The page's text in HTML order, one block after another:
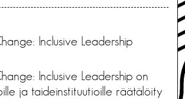
Inclusive Leadership
Inclusive Leadership on
ja taideinstituutioille räätälöity